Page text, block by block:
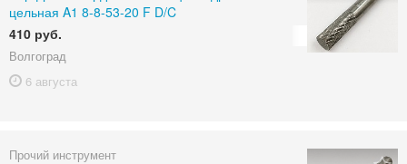
цельная A1 8-8-53-20 F D/C
410 руб.
Волгоград
6 августа
Прочий инструмент